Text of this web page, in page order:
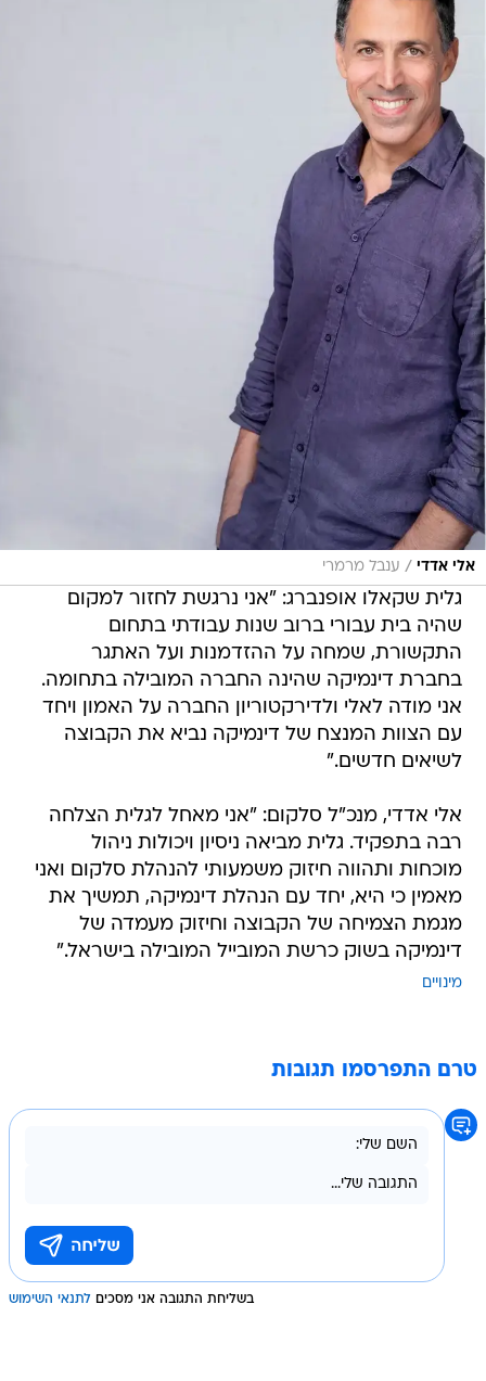
אלי אדדי / ענבל מרמרי
גלית שקאלו אופנברג: "אני נרגשת לחזור למקום
שהיה בית עבורי ברוב שנות עבודתי בתחום
התקשורת, שמחה על ההזדמנות ועל האתגר
בחברת דינמיקה שהינה החברה המובילה בתחומה.
אני מודה לאלי ולדירקטוריון החברה על האמון ויחד
עם הצוות המנצח של דינמיקה נביא את הקבוצה
לשיאים חדשים."
אלי אדדי, מנכ"ל סלקום: "אני מאחל לגלית הצלחה
רבה בתפקיד. גלית מביאה ניסיון ויכולות ניהול
מוכחות ותהווה חיזוק משמעותי להנהלת סלקום ואני
מאמין כי היא, יחד עם הנהלת דינמיקה, תמשיך את
מגמת הצמיחה של הקבוצה וחיזוק מעמדה של
דינמיקה בשוק כרשת המובייל המובילה בישראל."
מינויים
טרם התפרסמו תגובות
בשליחת התגובה אני מסכים לתנאי השימוש